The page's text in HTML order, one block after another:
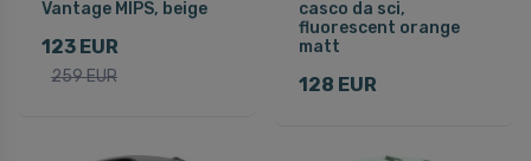
Vantage MIPS, beige
123 EUR
259 EUR
casco da sci,
fluorescent orange
matt
128 EUR